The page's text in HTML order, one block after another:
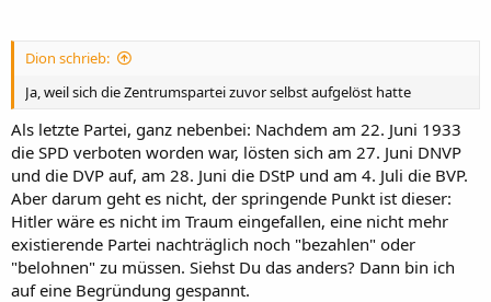
die von ihm geplanten Maßnahmen durchziehen würde, mit oder
ohne Ermächtigungsgesetz. Dass eine Ablehnung des Gesetzes
zwecklos war, unterstrich er auch auf andere Weise nachdrücklich:
Männer kamen auf jeden oppositionellen Reichstagsabgeordneten
im Reichstagsgebäude" (Reinhold Maier, zit. nach Rudolf Morsey,
Das "Ermächtigungsgesetz" vom 24. März 1933, Neuauflage
Düsseldorf 2010, S. 152)
Dion schrieb:
Ja, weil sich die Zentrumspartei zuvor selbst aufgelöst hatte
Als letzte Partei, ganz nebenbei: Nachdem am 22. Juni 1933
die SPD verboten worden war, lösten sich am 27. Juni DNVP
und die DVP auf, am 28. Juni die DStP und am 4. Juli die BVP.
Aber darum geht es nicht, der springende Punkt ist dieser:
Hitler wäre es nicht im Traum eingefallen, eine nicht mehr
existierende Partei nachträglich noch "bezahlen" oder
"belohnen" zu müssen. Siehst Du das anders? Dann bin ich
auf eine Begründung gespannt.